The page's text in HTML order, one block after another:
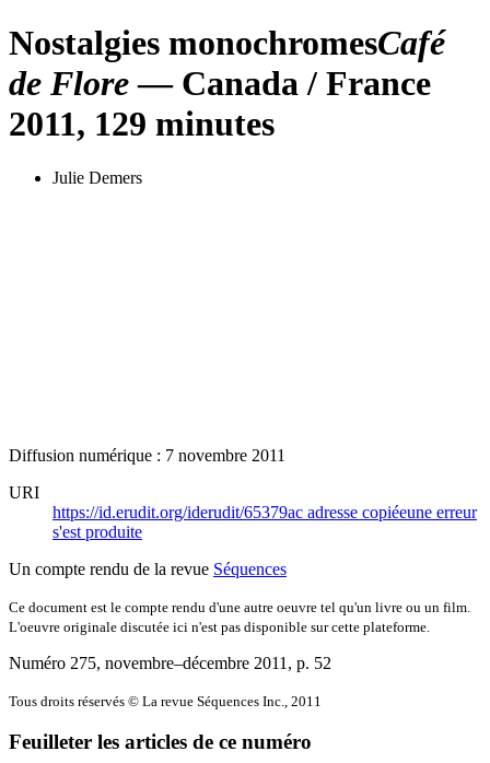
Nostalgies monochromesCafé
de Flore— Canada / France
2011, 129 minutes
Julie Demers
Diffusion numérique : 7 novembre 2011
URI
https://id.erudit.org/iderudit/65379ac adresse copiéeune erreur
s'est produite
Un compte rendu de la revue Séquences
Ce document est le compte rendu d'une autre oeuvre tel qu'un livre ou un film.
L'oeuvre originale discutée ici n'est pas disponible sur cette plateforme.
Numéro 275, novembre–décembre 2011 , p. 52
Tous droits réservés © La revue Séquences Inc., 2011
Feuilleter les articles de ce numéro